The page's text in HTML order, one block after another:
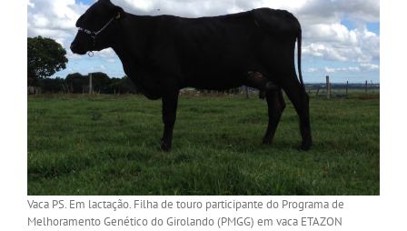
Vaca PS. Em lactação. Filha de touro participante do Programa de
Melhoramento Genético do Girolando (PMGG) em vaca ETAZON